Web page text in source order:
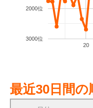
20
2000位
3000位
最近30日間の